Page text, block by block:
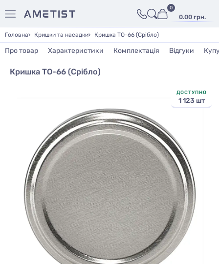
0.00 грн.
0
Головна Кришки та насадки Кришка ТО-66 (Срібло)
Про товар Характеристики Комплектація Відгуки
Кришка ТО-66 (Срібло)
ДОСТУПНО
1 123 шт